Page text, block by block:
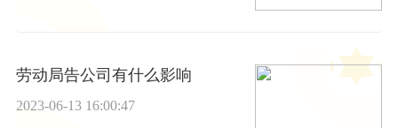
劳动局告公司有什么影响
2023-06-13 16:00:47